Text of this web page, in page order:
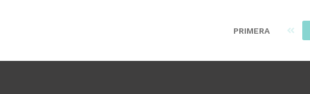
PRIMERA